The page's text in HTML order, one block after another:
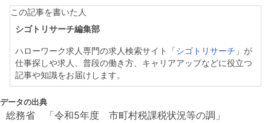
この記事を書いた人
シゴトリサーチ編集部
ハローワーク求人専門の求人検索サイト「 シゴトリサーチ 」が
仕事探しや求人、普段の働き方、キャリアアップなどに役立つ
記事や知識をお届けします。
データの出典
総務省 「令和5年度 市町村税課税状況等の調」